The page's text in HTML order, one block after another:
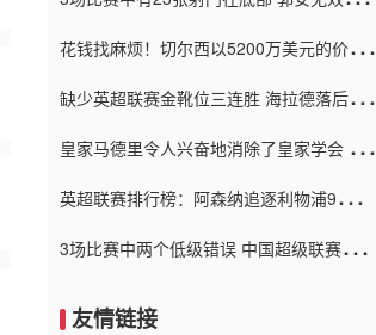
花钱找麻烦！切尔西以5200万美元的价格
窗口
缺少英超联赛金靴位三连胜 海拉德落后6球
皇家马德里令人兴奋地消除了皇家学会 安
英超联赛排行榜：阿森纳追逐利物浦9分 曼
3场比赛中两个低级错误 中国超级联赛的前
友情链接